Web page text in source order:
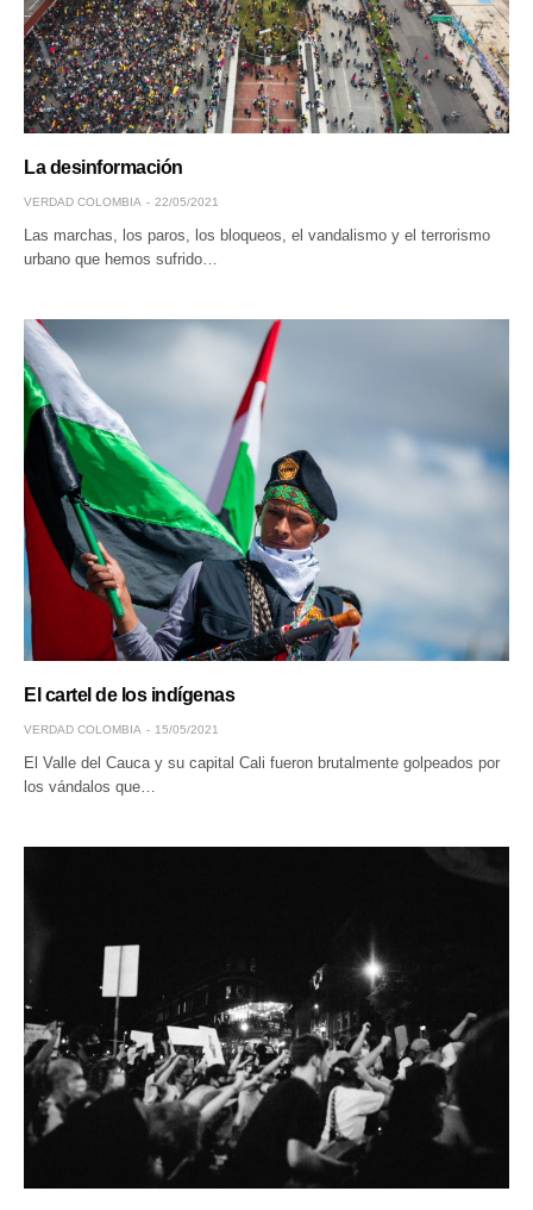
La desinformación
VERDAD COLOMBIA 22/05/2021
Las marchas, los paros, los bloqueos, el vandalismo y el terrorismo
urbano que hemos sufrido…
El cartel de los indígenas
VERDAD COLOMBIA 15/05/2021
El Valle del Cauca y su capital Cali fueron brutalmente golpeados por
los vándalos que…